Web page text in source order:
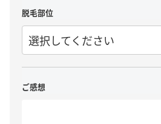
脱毛部位
選択してください
ご感想